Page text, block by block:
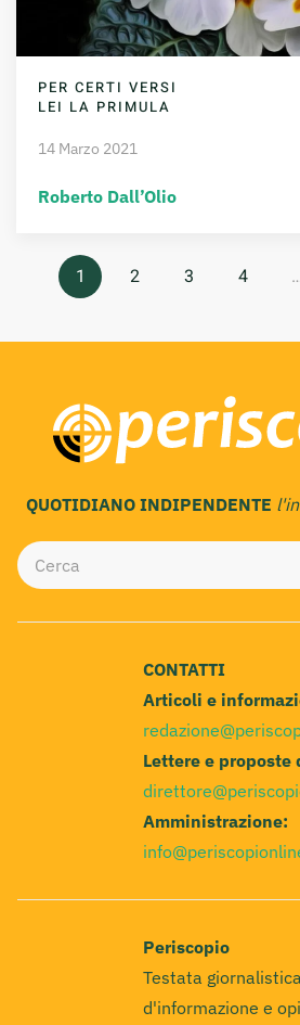
PER CERTI VERSI
LEI LA PRIMULA
14 Marzo 2021
Roberto Dall’Olio
1 2 3 4
QUOTIDIANO INDIPENDENTE
CONTATTI
Articoli e
Lettere e proposte
Amministrazione:
Periscopio
Testata
d'informazione e